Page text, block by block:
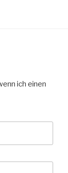
ich einen